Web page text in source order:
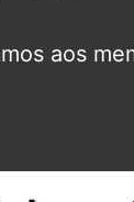
aos